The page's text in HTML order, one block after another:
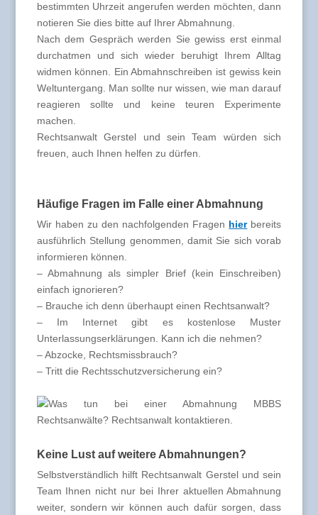
bestimmten Uhrzeit angerufen werden möchten, dann
notieren Sie dies bitte auf Ihrer Abmahnung.
Nach dem Gespräch werden Sie gewiss erst einmal
durchatmen und sich wieder beruhigt Ihrem Alltag
widmen können. Ein Abmahnschreiben ist gewiss kein
Weltuntergang. Man sollte nur wissen, wie man darauf
reagieren sollte und keine teuren Experimente
machen.
Rechtsanwalt Gerstel und sein Team würden sich
freuen, auch Ihnen helfen zu dürfen.
Häufige Fragen im Falle einer Abmahnung
Wir haben zu den nachfolgenden Fragen hierbereits
ausführlich Stellung genommen, damit Sie sich vorab
informieren können.
– Abmahnung als simpler Brief (kein Einschreiben)
einfach ignorieren?
– Brauche ich denn überhaupt einen Rechtsanwalt?
– Im Internet gibt es kostenlose Muster
Unterlassungserklärungen. Kann ich die nehmen?
– Abzocke, Rechtsmissbrauch?
– Tritt die Rechtsschutzversicherung ein?
Keine Lust auf weitere Abmahnungen?
Selbstverständlich hilft Rechtsanwalt Gerstel und sein
Team Ihnen nicht nur bei Ihrer aktuellen Abmahnung
weiter, sondern wir können auch dafür sorgen, dass